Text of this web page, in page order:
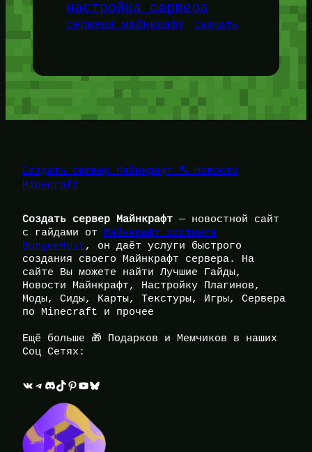
настройка сервера
сервера майнкрафт скачать
Создать сервер Майнкрафт ⛏️ Новости
Minecraft
Создать сервер Майнкрафт — новостной сайт
с гайдами от Майнкрафт хостинга
BungeeHost, он даёт услуги быстрого
создания своего Майнкрафт сервера. На
сайте Вы можете найти Лучшие Гайды,
Новости Майнкрафт, Настройку Плагинов,
Моды, Сиды, Карты, Текстуры, Игры, Сервера
по Minecraft и прочее
Ещё больше 🎁 Подарков и Мемчиков в наших
Соц Сетях:
ВКонтакте Telegram Discord TikTok Pinterest YouTube Bluesky